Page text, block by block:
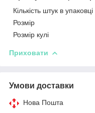
Кількість штук в упаковці
Розмір
Розмір кулі
Приховати
Умови доставки
Нова Пошта